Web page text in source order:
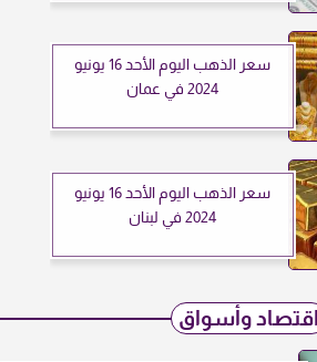
سعر الذهب اليوم الأحد 16 يونيو
2024 في عمان
سعر الذهب اليوم الأحد 16 يونيو
2024 في لبنان
اقتصاد وأسواق